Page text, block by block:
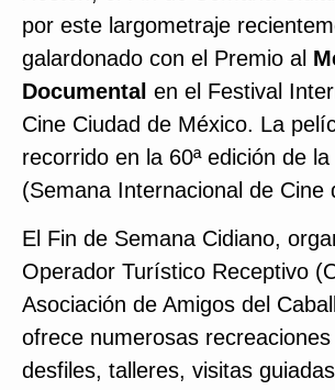
por este largometraje
galardonado con el Premio al
Documental en el Festival
Cine Ciudad de México. La
recorrido en la 60ª edición de
(Semana Internacional de Cine
El Fin de Semana Cidiano,
Operador Turístico Receptivo
Asociación de Amigos del
ofrece numerosas
desfiles, talleres, visitas